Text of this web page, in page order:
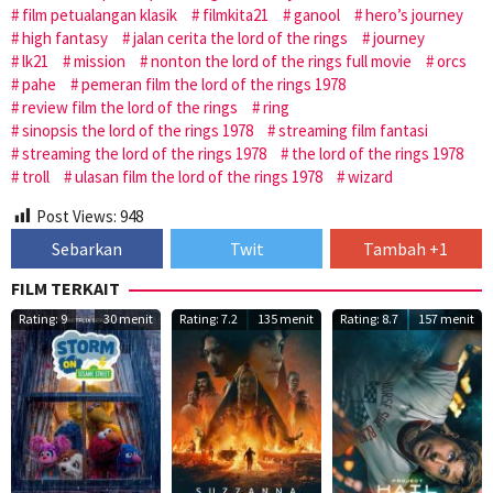
film petualangan klasik
filmkita21 ganool
hero’s journey
high fantasy
jalan cerita the lord of the rings
journey
lk21
mission nonton the lord of the rings full movie
orcs
pahe
pemeran film the lord of the rings 1978
review film the lord of the rings
ring
sinopsis the lord of the rings 1978
streaming film fantasi
streaming the lord of the rings 1978
the lord of the rings 1978
troll
ulasan film the lord of the rings 1978
wizard
Post Views: 948
Sebarkan Twit
Tambah +1
FILM TERKAIT
Rating: 9 30 menit Rating: 7.2 135 menit Rating: 8.7 157 menit